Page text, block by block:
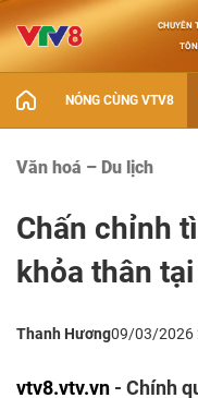
CHUYÊN
NÓNG CÙNG VTV8
Văn hoá – Du lịch
Chấn chỉnh
khỏa thân
Thanh Hương09/03/2026
vtv8.vtv.vn - Chính